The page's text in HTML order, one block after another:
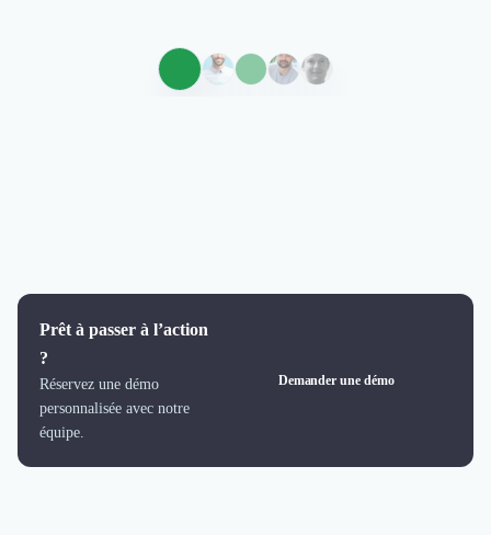
Prêt à passer à l’action
?
Réservez une démo
personnalisée avec notre
équipe.
Demander une démo